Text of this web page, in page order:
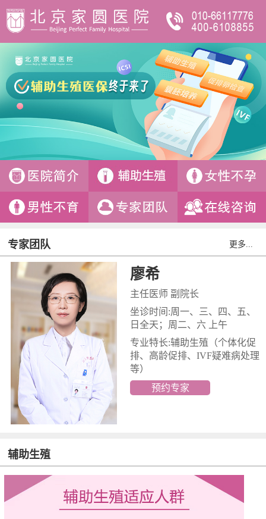
专家团队 更多...
廖希
主任医师 副院长
坐诊时间:周一、三、四、五、
日全天；周二、六 上午
专业特长:辅助生殖 （个体化促
排、高龄促排、IVF疑难病处理
等）
预约专家
辅助生殖